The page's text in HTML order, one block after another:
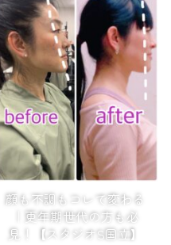
顔も不調もコレで変わる
｜更年期世代の方も必
見！【スタジオS国立】